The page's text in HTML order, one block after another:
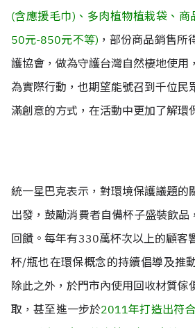
(含應援毛巾)、多肉植物植栽袋、商
50元-850元不等) ，部份商品銷售所
護協會，做為守護台灣自然棲地使用
為實際行動，也期望能號召到千位民
滿創意的方式，在活動中更加了解環
統一星巴克表示，對環境保護議題的
出發，鼓勵消費者自備杯子盛裝飲
回饋。每年有330萬杯次以上的顧客
杯/瓶也在環保概念的持續倡導及推
除此之外，於門市內使用回收材質傢
取，甚至進一步於2011年打造出符